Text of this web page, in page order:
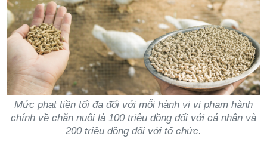
Mức phạt tiền tối đa đối với mỗi hành vi vi phạm hành
chính về chăn nuôi là 100 triệu đồng đối với cá nhân và
200 triệu đồng đối với tổ chức.